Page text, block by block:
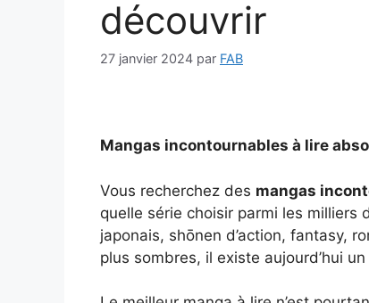
découvrir
27 janvier 2024 par FAB
Mangas incontournables à lire
Vous recherchez des mangas
quelle série choisir parmi les milliers
japonais, shōnen d’action, fantasy,
plus sombres, il existe aujourd’hui